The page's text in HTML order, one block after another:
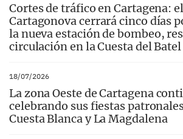
Cortes de tráfico en Cartagena:
Cartagonova cerrará cinco días
la nueva estación de bombeo,
circulación en la Cuesta del Batel
18/07/2026
La zona Oeste de Cartagena
celebrando sus fiestas
Cuesta Blanca y La Magdalena